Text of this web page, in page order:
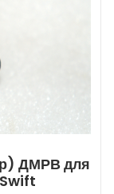
ДМРВ для